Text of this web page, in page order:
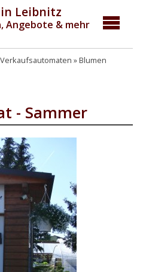
Leibnitz
Angebote & mehr
Verkaufsautomaten Blumen
- Sammer